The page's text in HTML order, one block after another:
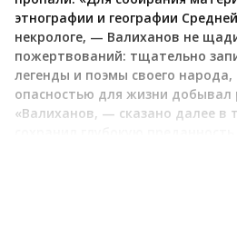
этнографии и географии
некрологе, — Валиханов не
пожертвований: тщательно
легенды и поэмы своего народа,
опасностью для жизни добывал
«Валиханов, — сказано далее в